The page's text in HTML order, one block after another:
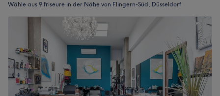
Wähle aus 9 friseure in der Nähe von Flingern-Süd, Düsseldorf